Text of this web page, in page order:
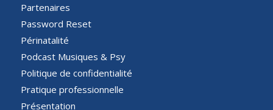
Partenaires
Password Reset
Périnatalité
Podcast Musiques & Psy
Politique de confidentialité
Pratique professionnelle
Présentation